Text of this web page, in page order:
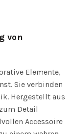
von
Elemente,
Sie verbinden
Hergestellt aus
Detail
Accessoire